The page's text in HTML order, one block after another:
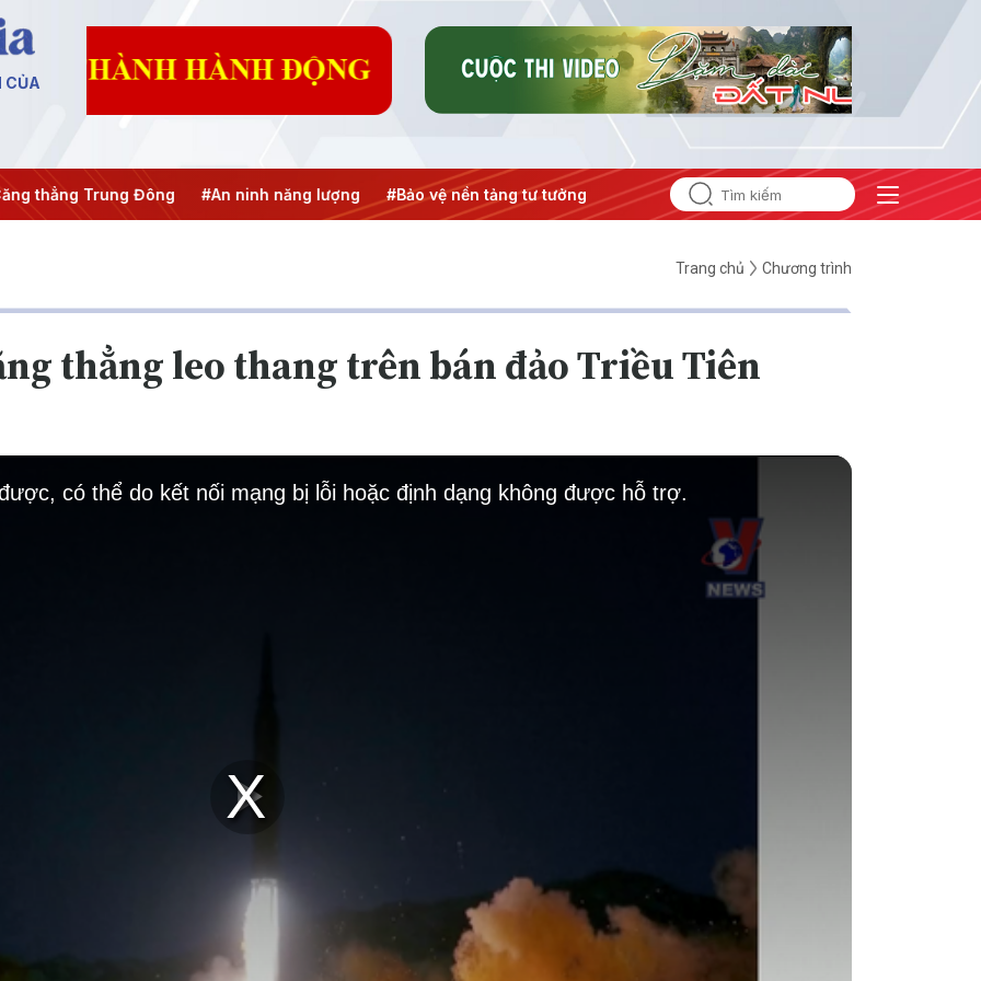
CỦA
Trung Đông #An ninh năng lượng #Bảo vệ nền tảng tư tưởng của Đảng #Hội nghị Trung ương 3
Trang chủ Chương trình
thẳng leo thang trên bán đảo Triều Tiên
Play
Video
có thể do kết nối mạng bị lỗi hoặc định dạng không được hỗ trợ.